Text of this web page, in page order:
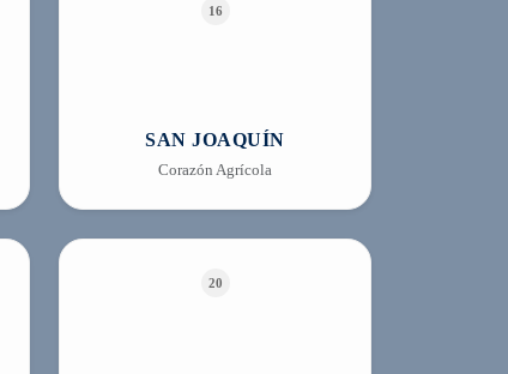
16
SAN JOAQUÍN
Corazón Agrícola
20